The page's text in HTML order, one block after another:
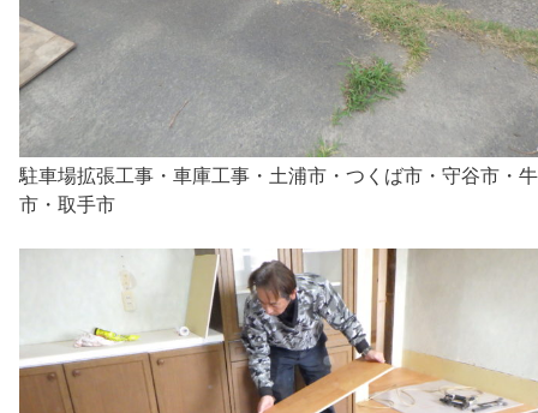
駐車場拡張工事・車庫工事・土浦市・つくば市・守谷市・
市・取手市